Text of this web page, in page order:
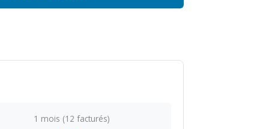
1 mois (12 facturés)